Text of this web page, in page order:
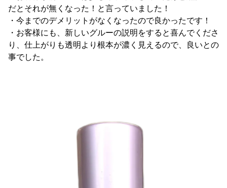
だとそれが無くなった！と言っていました！
・今までのデメリットがなくなったので良かったです！
・お客様にも、新しいグルーの説明をすると喜んでくださ
り、仕上がりも透明より根本が濃く見えるので、良いとの
事でした。